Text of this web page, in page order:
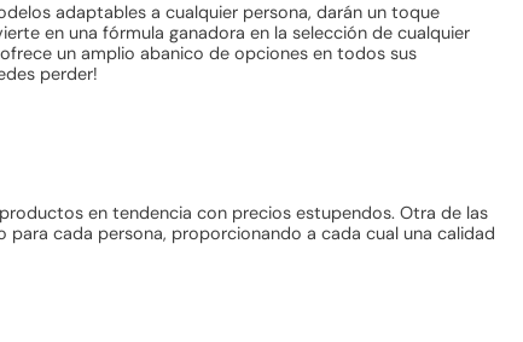
adaptables a cualquier persona, darán un toque
en una fórmula ganadora en la selección de cualquier
un amplio abanico de opciones en todos sus
perder!
en tendencia con precios estupendos. Otra de las
cada persona, proporcionando a cada cual una calidad